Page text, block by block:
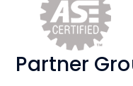
Partner